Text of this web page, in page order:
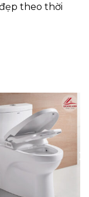
theo thời